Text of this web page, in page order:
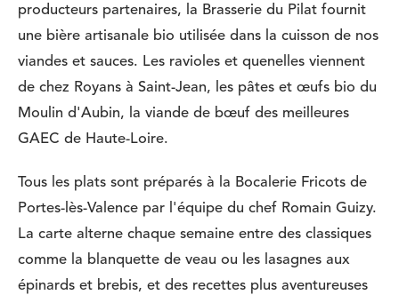
producteurs partenaires, la Brasserie du Pilat fournit
une bière artisanale bio utilisée dans la cuisson de nos
viandes et sauces. Les ravioles et quenelles viennent
de chez Royans à Saint-Jean, les pâtes et œufs bio du
Moulin d'Aubin, la viande de bœuf des meilleures
GAEC de Haute-Loire.
Tous les plats sont préparés à la Bocalerie Fricots de
Portes-lès-Valence par l'équipe du chef Romain Guizy.
La carte alterne chaque semaine entre des classiques
comme la blanquette de veau ou les lasagnes aux
épinards et brebis, et des recettes plus aventureuses